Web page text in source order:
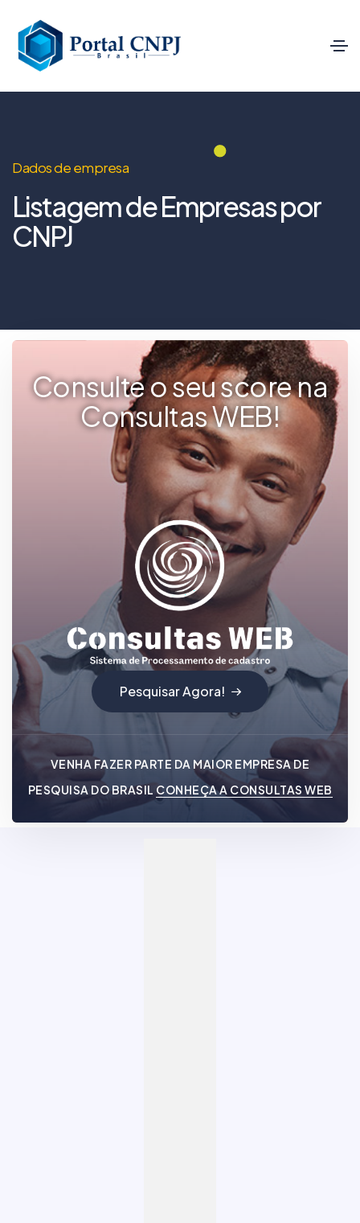
Dados de empresa
Listagem de Empresas por
CNPJ
Consulte o seu score na
Consultas WEB!
Pesquisar Agora!
VENHA FAZER PARTE DA MAIOR EMPRESA DE
PESQUISA DO BRASIL CONHEÇA A CONSULTAS WEB